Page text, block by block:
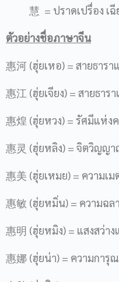
慧 = ปราดเปรื่อง เ
ตัวอย่างชื่อภาษาจีน
惠河 (ฮุ่ยเหอ) = สายธาร
惠江 (ฮุ่ยเจียง) = สายธาร
惠煌 (ฮุ่ยหวง) = รัศมีแห่ง
惠灵 (ฮุ่ยหลิง) = จิตวิญญ
惠美 (ฮุ่ยเหมย) = ความเ
惠敏 (ฮุ่ยหมิ่น) = ความฉล
惠明 (ฮุ่ยหมิง) = แสงสว่า
惠娜 (ฮุ่ยน่า) = ความการุ